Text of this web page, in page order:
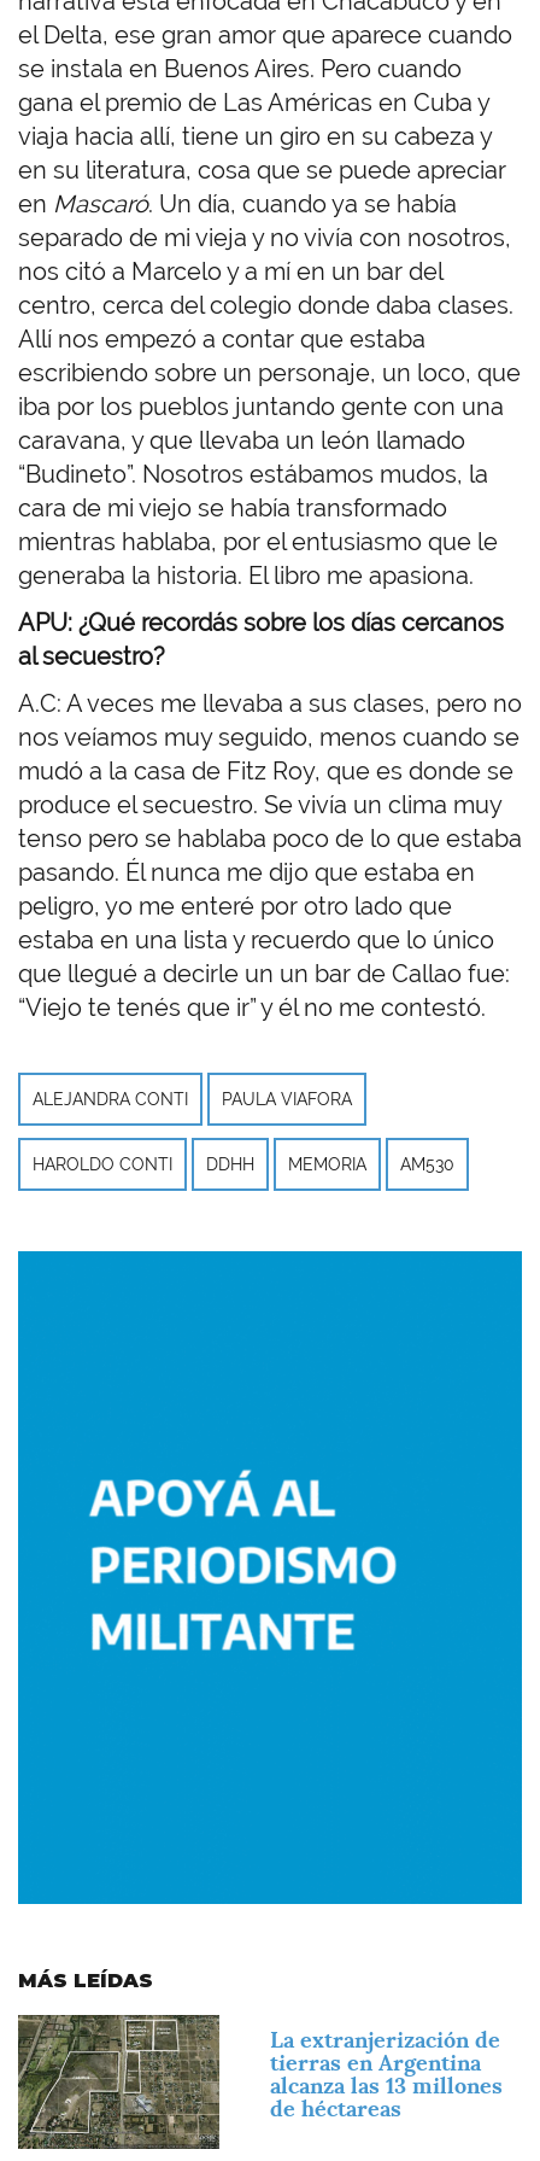
el Delta, ese gran amor que aparece cuando
se instala en Buenos Aires. Pero cuando
gana el premio de Las Américas en Cuba y
viaja hacia allí, tiene un giro en su cabeza y
en su literatura, cosa que se puede apreciar
en Mascaró. Un día, cuando ya se había
separado de mi vieja y no vivía con nosotros,
nos citó a Marcelo y a mí en un bar del
centro, cerca del colegio donde daba clases.
Allí nos empezó a contar que estaba
escribiendo sobre un personaje, un loco, que
iba por los pueblos juntando gente con una
caravana, y que llevaba un león llamado
“Budineto”. Nosotros estábamos mudos, la
cara de mi viejo se había transformado
mientras hablaba, por el entusiasmo que le
generaba la historia. El libro me apasiona.
APU: ¿Qué recordás sobre los días cercanos
al secuestro?
A.C: A veces me llevaba a sus clases, pero no
nos veíamos muy seguido, menos cuando se
mudó a la casa de Fitz Roy, que es donde se
produce el secuestro. Se vivía un clima muy
tenso pero se hablaba poco de lo que estaba
pasando. Él nunca me dijo que estaba en
peligro, yo me enteré por otro lado que
estaba en una lista y recuerdo que lo único
que llegué a decirle un un bar de Callao fue:
“Viejo te tenés que ir” y él no me contestó.
ALEJANDRA CONTI PAULA VIAFORA
HAROLDO CONTI DDHH MEMORIA AM530
MÁS LEÍDAS
Imagen
La extranjerización de
tierras en Argentina
alcanza las 13 millones
de héctareas